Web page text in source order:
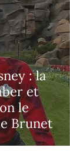
: la
et
le
Brunet